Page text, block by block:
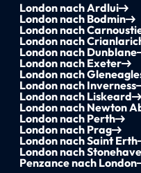
London nach Ardlui
London nach Bodmin
London nach
London nach
London nach Dunblane
London nach Exeter
London nach
London nach Inverness
London nach Liskeard
London nach Newton
London nach Perth
London nach Prag
London nach Saint Erth
London nach
Penzance nach London